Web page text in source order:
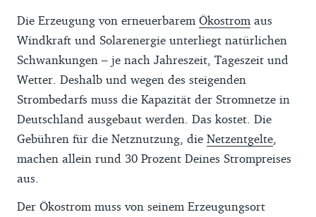
Die Erzeugung von erneuerbarem Ökostrom aus
Windkraft und Solarenergie unterliegt natürlichen
Schwankungen – je nach Jahreszeit, Tageszeit und
Wetter. Deshalb und wegen des steigenden
Strombedarfs muss die Kapazität der Stromnetze in
Deutschland ausgebaut werden. Das kostet. Die
Gebühren für die Netznutzung, die Netzentgelte
machen allein rund 30 Prozent Deines Strompreises
aus.
Der Ökostrom muss von seinem Erzeugungsort